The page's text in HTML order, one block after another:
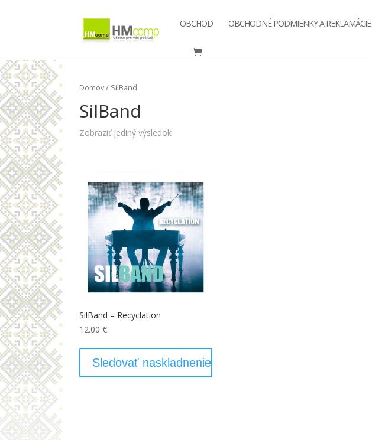
OBCHOD OBCHODNÉ PODMIENKY A REKLAMÁCIE
Domov/ SilBand
SilBand
Zobraziť jediný výsledok
SilBand – Recyclation
12.00€
Sledovať naskladnenie